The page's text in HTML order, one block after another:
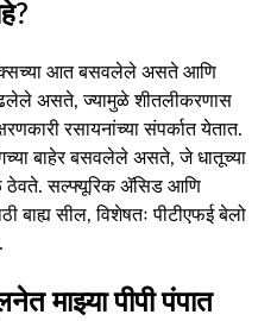
आत बसवलेले असते आणि
असते, ज्यामुळे शीतलीकरणास
रसायनांच्या संपर्कात येतात.
बाहेर बसवलेले असते, जे धातूच्या
ठेवते. सल्फ्यूरिक ॲसिड आणि
बाह्य सील, विशेषतः पीटीएफई बेलो
माझ्या पीपी पंपात